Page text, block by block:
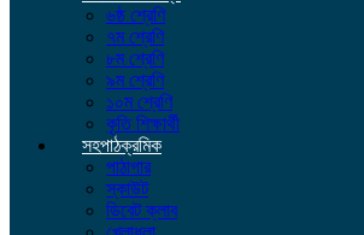
৬ষ্ঠ শ্রেণি
৭ম শ্রেণি
৮ম শ্রেণি
৯ম শ্রেণি
১০ম শ্রেণি
কৃতি শিক্ষার্থী
সহপাঠক্রমিক
পাঠাগার
স্কাউট
ডিবেট ক্লাব